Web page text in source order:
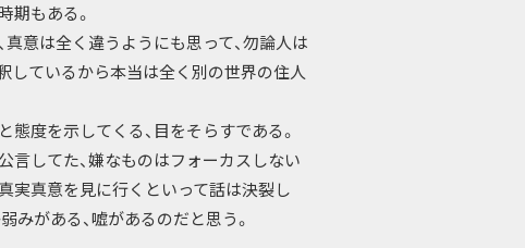
期もある。
意は全く違うようにも思って、勿論人は
しているから本当は全く別の世界の住人
度を示してくる、目をそらすである。
言してた、嫌なものはフォーカスしない
実真意を見に行くといって話は決裂し
がある、嘘があるのだと思う。